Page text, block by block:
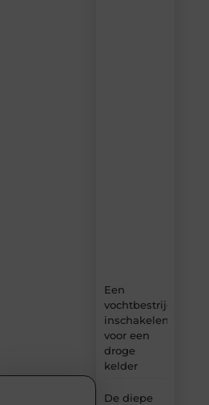
Een
inschakelen
voor een
droge
kelder
De diepe